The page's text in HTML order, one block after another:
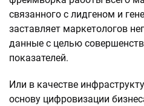
связанного с лидгеном и
заставляет маркетологов
данные с целью
показателей.
Или в качестве
основу цифровизации